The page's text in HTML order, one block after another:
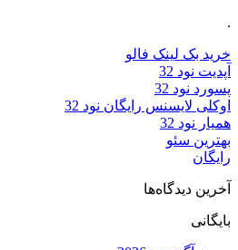
.
خرید بک لینک فالو
آپدیت نود 32
پسورد نود 32
اوکلی لایسنس رایگان نود 32
همیار نود 32
بهترین سئو
رایگان
آخرین دیدگاه‌ها
بایگانی